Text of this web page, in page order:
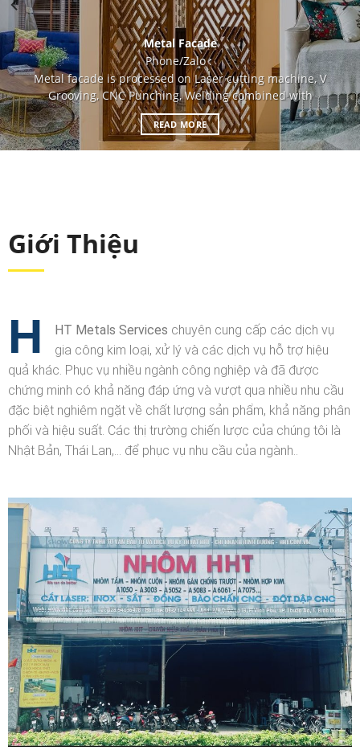
Metal Facade
Phone/Zalo :
Metal facade is processed on Laser cutting machine, V
Grooving, CNC Punching, Welding combined with
READ MORE
Giới Thiệu
H HT Metals Services chuyên cung cấp các dịch vụ
gia công kim loại, xử lý và các dịch vụ hỗ trợ hiệu
quả khác. Phục vụ nhiều ngành công nghiệp và đã được
chứng minh có khả năng đáp ứng và vượt qua nhiều nhu cầu
đặc biệt nghiêm ngặt về chất lượng sản phẩm, khả năng phân
phối và hiệu suất. Các thị trường chiến lược của chúng tôi là
Nhật Bản, Thái Lan,… để phục vụ nhu cầu của ngành..